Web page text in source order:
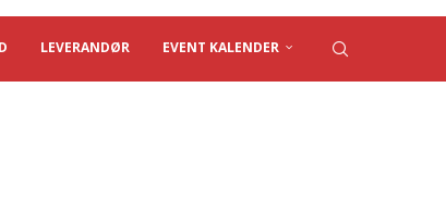
LEVERANDØR EVENT KALENDER